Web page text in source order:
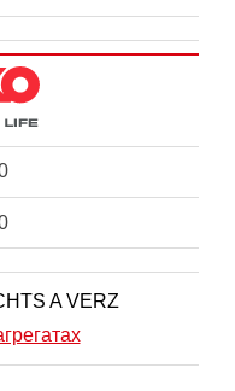
A VERZ